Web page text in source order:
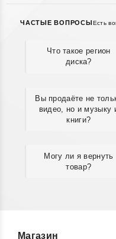
ЧАСТЫЕ ВОПРОСЫЕсть
Что такое регион
диска?
Вы продаёте не
видео, но и музыку
книги?
Могу ли я вернуть
товар?
Магазин